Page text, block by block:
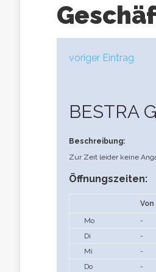
voriger Eintrag
BESTRA
Beschreibung:
Zur Zeit leider keine
Öffnungszeiten:
Von
Mo
-
Di
-
Mi
-
Do
-